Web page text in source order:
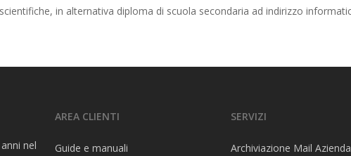
in alternativa diploma di scuola secondaria ad indirizzo
nel
AREA CLIENTI
Guide e manuali
SERVIZI
Archiviazione Mail